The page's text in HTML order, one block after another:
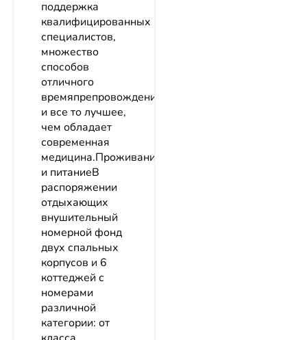
поддержка
квалифицированных
специалистов,
множество
способов
отличного
времяпрепровождения
и все то лучшее,
чем обладает
современная
медицина.Проживание
и питаниеВ
распоряжении
отдыхающих
внушительный
номерной фонд
двух спальных
корпусов и 6
коттеджей с
номерами
различной
категории: от